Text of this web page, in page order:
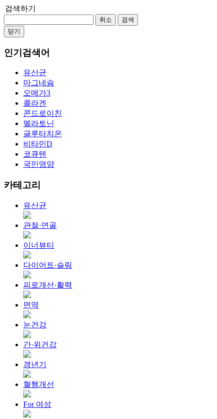
검색하기
취소
검색
닫기
인기검색어
유산균
마그네슘
오메가3
콜라겐
콘드로이친
멜라토닌
글루타치온
비타민D
코큐텐
국민영양
카테고리
유산균
관절·연골
이너뷰티
다이어트·슬림
피로개선·활력
면역
눈건강
간·위건강
갱년기
혈행개선
For 여성